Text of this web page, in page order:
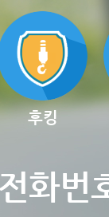
후킹
전화번